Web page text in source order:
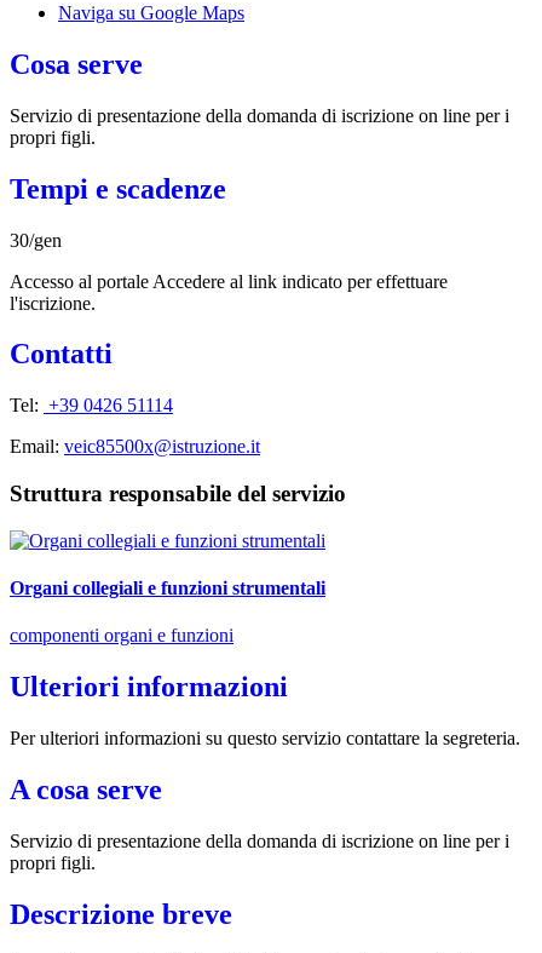
Naviga su Google Maps
Cosa serve
Servizio di presentazione della domanda di iscrizione on line per i
propri figli.
Tempi e scadenze
30/gen
Accesso al portale Accedere al link indicato per effettuare
l'iscrizione.
Contatti
Tel: +39 0426 51114
Email: veic85500x@istruzione.it
Struttura responsabile del servizio
Organi collegiali e funzioni strumentali
componenti organi e funzioni
Ulteriori informazioni
Per ulteriori informazioni su questo servizio contattare la segreteria.
A cosa serve
Servizio di presentazione della domanda di iscrizione on line per i
propri figli.
Descrizione breve